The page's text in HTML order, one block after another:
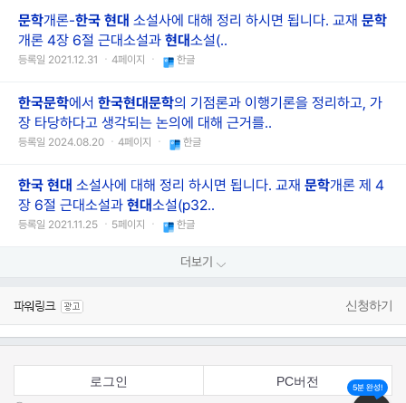
문학개론-한국 현대 소설사에 대해 정리 하시면 됩니다. 교재 문학
개론 4장 6절 근대소설과 현대소설(..
등록일 2021.12.31 ㆍ4페이지 ㆍ 한글
한국문학에서 한국현대문학의 기점론과 이행기론을 정리하고, 가
장 타당하다고 생각되는 논의에 대해 근거를..
등록일 2024.08.20 ㆍ4페이지 ㆍ 한글
한국 현대 소설사에 대해 정리 하시면 됩니다. 교재 문학개론 제 4
장 6절 근대소설과 현대소설(p32..
등록일 2021.11.25 ㆍ5페이지 ㆍ 한글
더보기
신청하기
로그인 PC버전 5분 완성!